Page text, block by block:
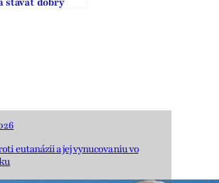
eutanázii a jej vynucovaniu vo